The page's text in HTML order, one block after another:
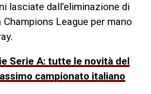
lasciate dall’eliminazione di
Champions League per mano
Serie A: tutte le novità del
campionato italiano